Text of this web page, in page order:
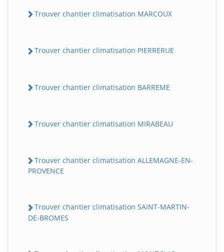
Trouver chantier climatisation MARCOUX
Trouver chantier climatisation PIERRERUE
Trouver chantier climatisation BARREME
Trouver chantier climatisation MIRABEAU
Trouver chantier climatisation ALLEMAGNE-EN-
PROVENCE
Trouver chantier climatisation SAINT-MARTIN-
DE-BROMES